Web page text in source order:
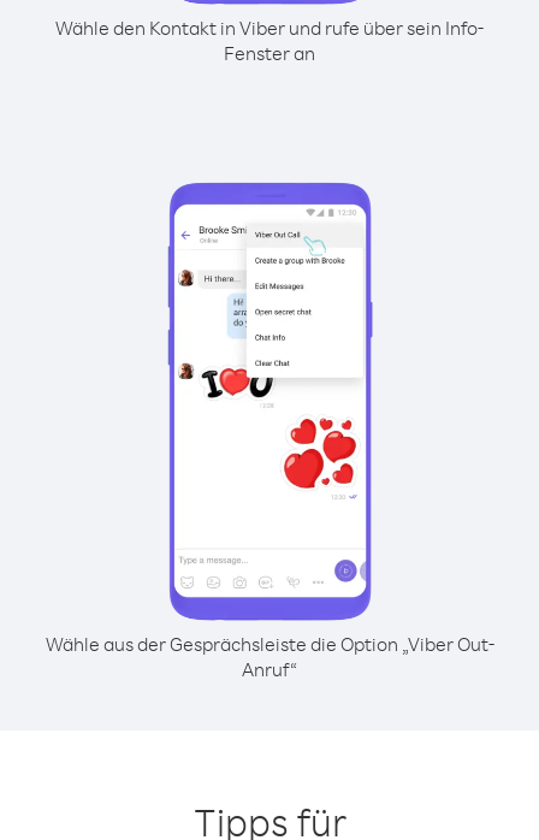
Wähle den Kontakt in Viber und rufe über sein Info-
Fenster an
Wähle aus der Gesprächsleiste die Option „Viber Out-
Anruf“
Tipps für